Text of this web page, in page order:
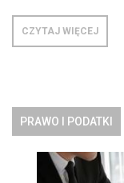
CZYTAJ WIĘCEJ
PRAWO I PODATKI